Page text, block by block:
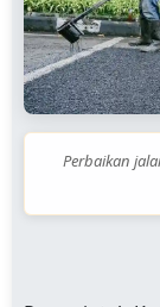
Perbaikan